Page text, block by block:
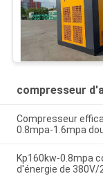
compresseur
Compresseur
0.8mpa-1.6mpa
Kp160kw-0.8mpa
d'énergie de